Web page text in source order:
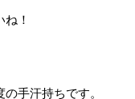
！
手汗持ちです。